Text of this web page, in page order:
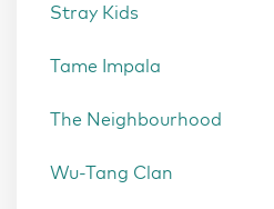
Stray Kids
Tame Impala
The Neighbourhood
Wu-Tang Clan